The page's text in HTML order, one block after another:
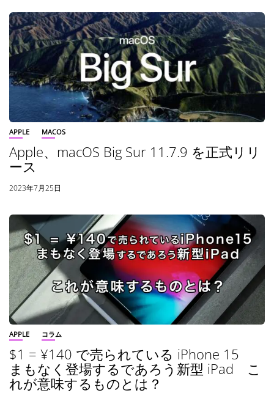
APPLE MACOS
Apple、macOS Big Sur 11.7.9 を正式リリ
ース
2023年7月25日
APPLE コラム
$1 = ¥140 で売られている iPhone 15
まもなく登場するであろう新型 iPad こ
れが意味するものとは？